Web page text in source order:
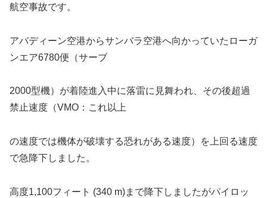
航空事故です。
アバディーン空港からサンバラ空港へ向かっていたローガ
ンエア6780便（サーブ
2000型機）が着陸進入中に落雷に見舞われ、その後超過
禁止速度（VMO：これ以上
の速度では機体が破壊する恐れがある速度）を上回る速度
で急降下しました。
高度1,100フィート (340 m)まで降下しましたがパイロッ